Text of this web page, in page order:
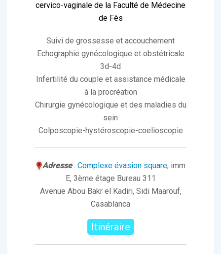
cervico-vaginale de la Faculté de Médecine
de Fès
Suivi de grossesse et accouchement
Echographie gynécologique et obstétricale
3d-4d
Infertilité du couple et assistance médicale
à la procréation
Chirurgie gynécologique et des maladies du
sein
Colposcopie-hystéroscopie-coelioscopie
Adresse: Complexe évasion square, imm
E, 3ème étage Bureau 311
Avenue Abou Bakr el Kadiri, Sidi Maarouf,
Casablanca
Itinéraire